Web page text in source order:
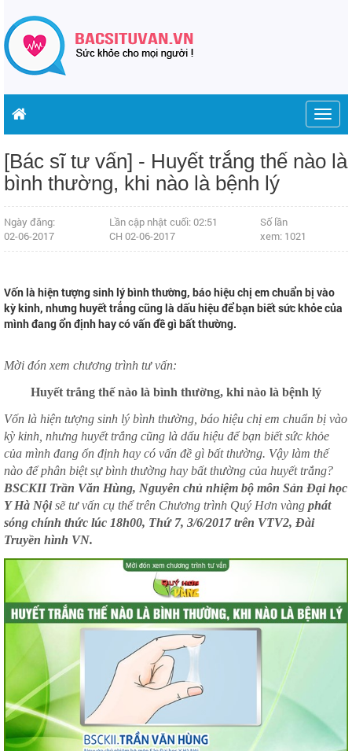
[Bác sĩ tư vấn] - Huyết trắng thế nào là
bình thường, khi nào là bệnh lý
Ngày đăng:
02-06-2017
Lần cập nhật cuối: 02:51
CH 02-06-2017
Số lần
xem: 1021
Vốn là hiện tượng sinh lý bình thường, báo hiệu chị em chuẩn bị vào
kỳ kinh, nhưng huyết trắng cũng là dấu hiệu để bạn biết sức khỏe của
mình đang ổn định hay có vấn đề gì bất thường.
Mời đón xem chương trình tư vấn:
Huyết trắng thế nào là bình thường, khi nào là bệnh lý
Vốn là hiện tượng sinh lý bình thường, báo hiệu chị em chuẩn bị vào
kỳ kinh, nhưng huyết trắng cũng là dấu hiệu để bạn biết sức khỏe
của mình đang ổn định hay có vấn đề gì bất thường. Vậy làm thế
nào để phân biệt sự bình thường hay bất thường của huyết trắng?
BSCKII Trần Văn Hùng, Nguyên chủ nhiệm bộ môn Sản Đại học
Y Hà Nộisẽ tư vấn cụ thể trên Chương trình Quý Hơn vàng phát
sóng chính thức lúc 18h00, Thứ 7, 3/6/2017 trên VTV2, Đài
Truyền hình VN.